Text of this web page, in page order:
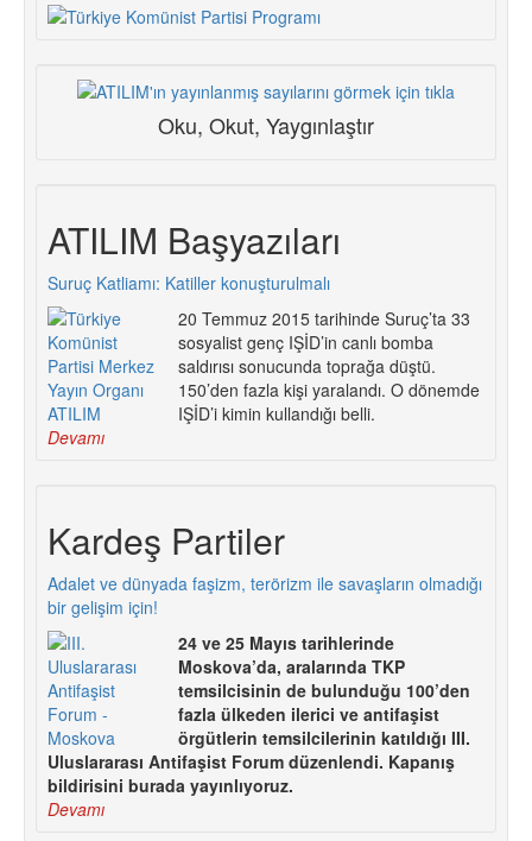
Oku, Okut, Yaygınlaştır
ATILIM Başyazıları
Suruç Katliamı: Katiller konuşturulmalı
20 Temmuz 2015 tarihinde Suruç’ta 33
sosyalist genç IŞİD’in canlı bomba
saldırısı sonucunda toprağa düştü.
150’den fazla kişi yaralandı. O dönemde
IŞİD’i kimin kullandığı belli.
Devamı
Kardeş Partiler
Adalet ve dünyada faşizm, terörizm ile savaşların olmadığı
bir gelişim için!
24 ve 25 Mayıs tarihlerinde
Moskova’da, aralarında TKP
temsilcisinin de bulunduğu 100’den
fazla ülkeden ilerici ve antifaşist
örgütlerin temsilcilerinin katıldığı III.
Uluslararası Antifaşist Forum düzenlendi. Kapanış
bildirisini burada yayınlıyoruz.
Devamı